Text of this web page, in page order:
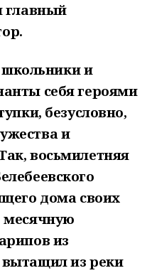
главный
и
себя героями
безусловно,
и
восьмилетняя
дома своих
месячную
из
из реки